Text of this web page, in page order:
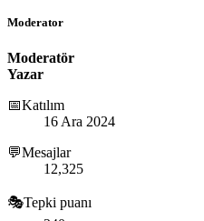
Moderator
Moderatör
Yazar
📅Katılım
16 Ara 2024
💬Mesajlar
12,325
🎭Tepki puanı